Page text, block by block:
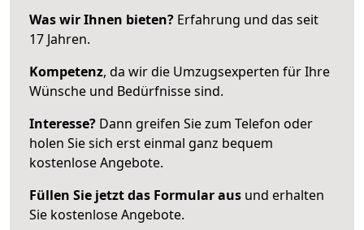
Was wir Ihnen bieten? Erfahrung und das seit
17 Jahren.
Kompetenz, da wir die Umzugsexperten für Ihre
Wünsche und Bedürfnisse sind.
Interesse? Dann greifen Sie zum Telefon oder
holen Sie sich erst einmal ganz bequem
kostenlose Angebote.
Füllen Sie jetzt das Formular aus und erhalten
Sie kostenlose Angebote.